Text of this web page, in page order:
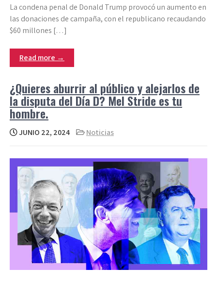
La condena penal de Donald Trump provocó un aumento en
las donaciones de campaña, con el republicano recaudando
$60 millones […]
Read more →
¿Quieres aburrir al público y alejarlos de
la disputa del Día D? Mel Stride es tu
hombre.
JUNIO 22, 2024 Noticias